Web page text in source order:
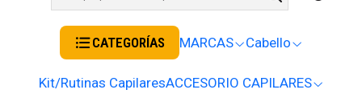
CATEGORÍAS MARCAS Cabello
Kit/Rutinas CapilaresACCESORIO CAPILARES